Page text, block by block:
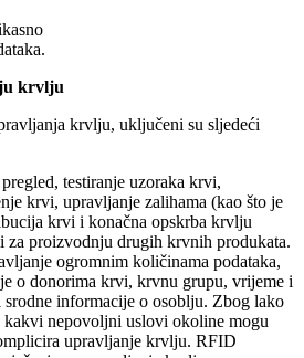
krvlju
krvlju, uključeni su sljedeći
testiranje uzoraka krvi,
krvi, upravljanje zalihama (kao što je
krvi i konačna opskrba krvlju
za proizvodnju drugih krvnih produkata.
ogromnim količinama podataka,
o donorima krvi, krvnu grupu, vrijeme i
informacije o osoblju. Zbog lako
nepovoljni uslovi okoline mogu
upravljanje krvlju. RFID